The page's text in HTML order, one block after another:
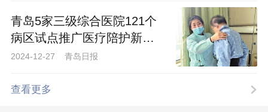
增长20％。前三季度新引进50亿元以上制
造业项目4个。同时，今年青岛市成为中国
首个上合组织旅游和文化之都。
值得关注的是，上合示范区正在积极
青岛5家三级综合医院121个
病区试点推广医疗陪护新模
式
2024-12-27 青岛日报
查看更多